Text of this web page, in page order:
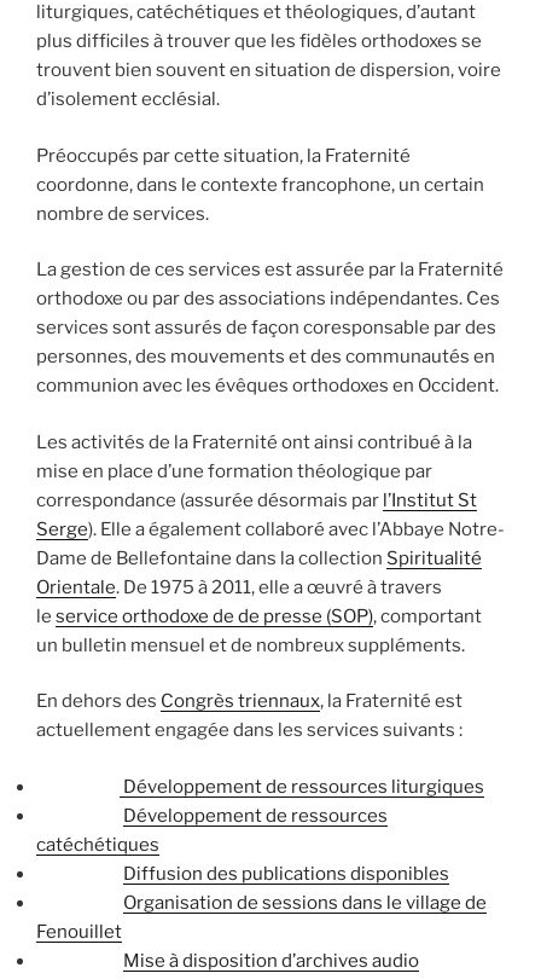
liturgiques, catéchétiques et théologiques, d’autant
plus difficiles à trouver que les fidèles orthodoxes se
trouvent bien souvent en situation de dispersion, voire
d’isolement ecclésial.
Préoccupés par cette situation, la Fraternité
coordonne, dans le contexte francophone, un certain
nombre de services.
La gestion de ces services est assurée par la Fraternité
orthodoxe ou par des associations indépendantes. Ces
services sont assurés de façon coresponsable par des
personnes, des mouvements et des communautés en
communion avec les évêques orthodoxes en Occident.
Les activités de la Fraternité ont ainsi contribué à la
mise en place d’une formation théologique par
correspondance (assurée désormais par l’Institut St
Serge). Elle a également collaboré avec l’Abbaye Notre-
Dame de Bellefontaine dans la collection Spiritualité
Orientale. De 1975 à 2011, elle a œuvré à travers
le service orthodoxe de de presse (SOP), comportant
un bulletin mensuel et de nombreux suppléments.
En dehors des Congrès triennaux, la Fraternité est
actuellement engagée dans les services suivants :
Développement de ressources liturgiques
Développement de ressources
catéchétiques
Diffusion des publications disponibles
Organisation de sessions dans le village de
Fenouillet
Mise à disposition d’archives audio